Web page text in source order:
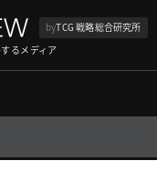
byTCG 戦略総合研究所
るメディア